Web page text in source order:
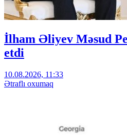
İlham Əliyev Məsud
etdi
10.08.2026, 11:33
Ətraflı oxumaq